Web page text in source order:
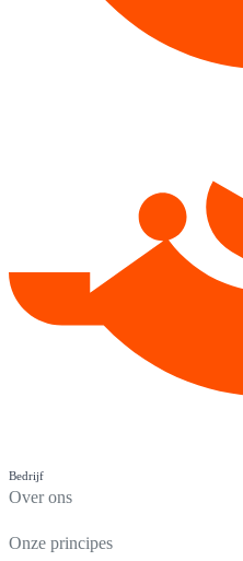
Bedrijf
Over ons
Onze principes